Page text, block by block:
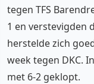
tegen TFS
1 en verstevigden
herstelde zich
week tegen DKC.
met 6-2 geklopt.